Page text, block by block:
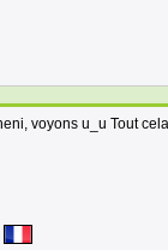
voyons u_u Tout